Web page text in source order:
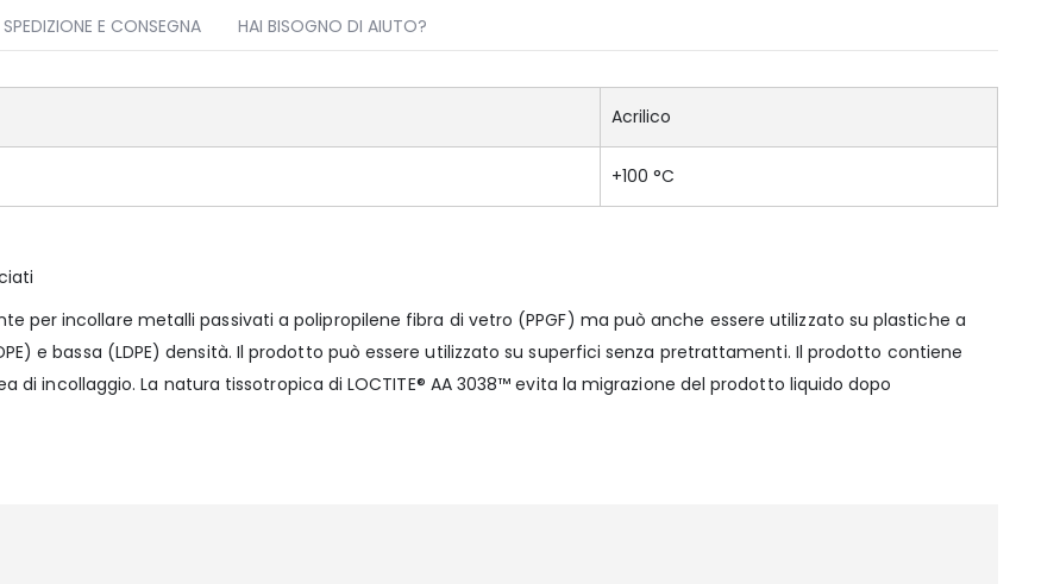
Acrilico
+100 °C
per incollare metalli passivati a polipropilene fibra di vetro (PPGF) ma può anche essere utilizzato su plastiche a
e bassa (LDPE) densità. Il prodotto può essere utilizzato su superfici senza pretrattamenti. Il prodotto contiene
di incollaggio. La natura tissotropica di LOCTITE® AA 3038™ evita la migrazione del prodotto liquido dopo
SPEDIZIONE E CONSEGNA HAI BISOGNO DI AIUTO?